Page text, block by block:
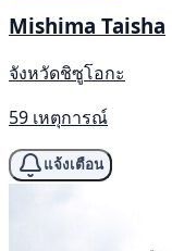
Mishima Taisha
จังหวัดชิซูโอกะ
59 เหตุการณ์
แจ้งเตือน